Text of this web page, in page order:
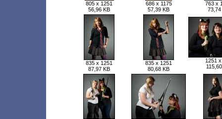
805 x 1251
56,96 KB
686 x 1175
57,39 KB
763 x
73,74
835 x 1251
87,97 KB
835 x 1251
80,68 KB
1251